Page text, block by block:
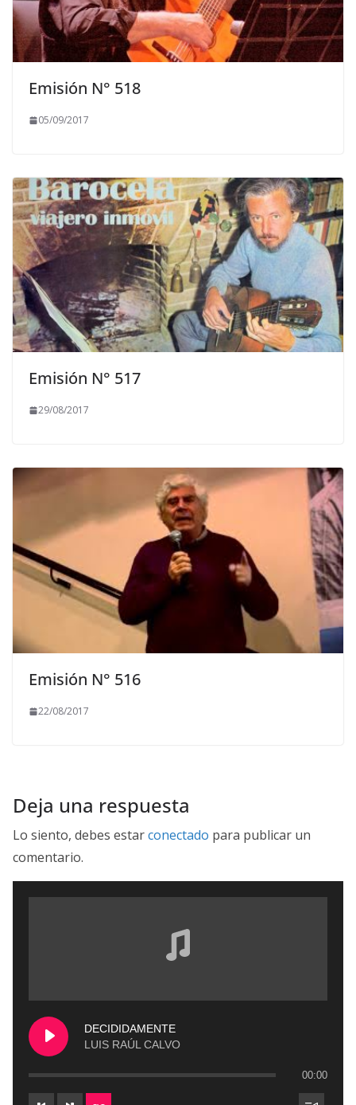
Emisión N° 518
05/09/2017
Emisión N° 517
29/08/2017
Emisión N° 516
22/08/2017
Deja una respuesta
Lo siento, debes estarconectado para publicar un
comentario.
DECIDIDAMENTE
LUIS RAÚL CALVO
00:00